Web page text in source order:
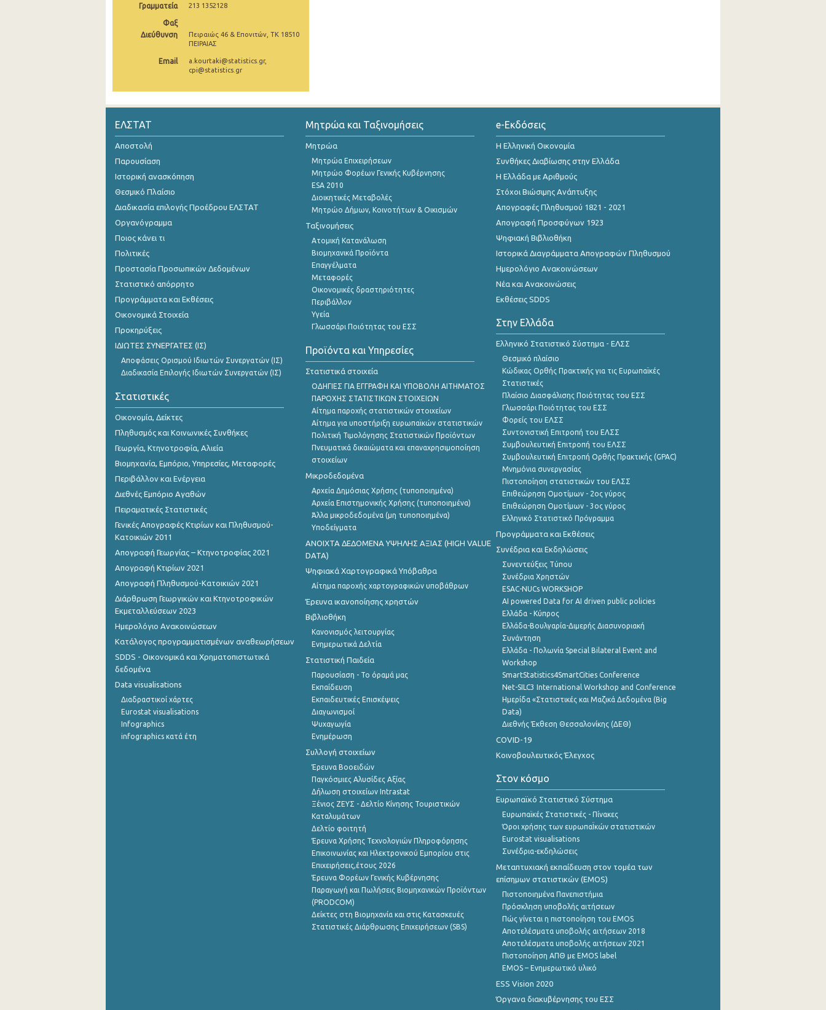
Ιουνίου 2024
Μαΐου 2024
Μαρτίου 2024
Ιανουαρίου 2024
Νοεμβρίου 2023
Οκτωβρίου 2023
Σεπτεμβρίου 2023
Αυγούστου 2023
Ιουλίου 2023
Ιουνίου 2023
Μαΐου 2023
Απριλίου 2023
Μαρτίου 2023
Φεβρουαρίου 2023
Ιανουαρίου 2023
Δεκεμβρίου 2022
Νοεμβρίου 2022
Οκτωβρίου 2022
Αυγούστου 2022
Ιουνίου 2022
Απριλίου 2022
Φεβρουαρίου 2022
Ιανουαρίου 2022
Δεκεμβρίου 2021
Νοεμβρίου 2021
Γραμματεία 213 1352128
Φαξ
Διεύθυνση
Πειραιώς 46 & Επονιτών, ΤΚ 18510
ΠΕΙΡΑΙΑΣ
Email
a.kourtaki@statistics.gr,
cpi@statistics.gr
ΕΛΣΤΑΤ
Αποστολή
Παρουσίαση
Ιστορική ανασκόπηση
Θεσμικό Πλαίσιο
Διαδικασία επιλογής Προέδρου ΕΛΣΤΑΤ
Οργανόγραμμα
Ποιος κάνει τι
Πολιτικές
Προστασία Προσωπικών Δεδομένων
Στατιστικό απόρρητο
Προγράμματα και Εκθέσεις
Οικονομικά Στοιχεία
Προκηρύξεις
ΙΔΙΩΤΕΣ ΣΥΝΕΡΓΑΤΕΣ (ΙΣ)
Αποφάσεις Ορισμού Ιδιωτών Συνεργατών (ΙΣ)
Διαδικασία Επιλογής Ιδιωτών Συνεργατών (ΙΣ)
Στατιστικές
Οικονομία, Δείκτες
Πληθυσμός και Κοινωνικές Συνθήκες
Γεωργία, Κτηνοτροφία, Αλιεία
Βιομηχανία, Εμπόριο, Υπηρεσίες, Μεταφορές
Περιβάλλον και Ενέργεια
Διεθνές Εμπόριο Αγαθών
Πειραματικές Στατιστικές
Γενικές Απογραφές Κτιρίων και Πληθυσμού-
Κατοικιών 2011
Απογραφή Γεωργίας – Κτηνοτροφίας 2021
Απογραφή Κτιρίων 2021
Απογραφή Πληθυσμού-Κατοικιών 2021
Διάρθρωση Γεωργικών και Κτηνοτροφικών
Εκμεταλλεύσεων 2023
Ημερολόγιο Ανακοινώσεων
Κατάλογος προγραμματισμένων αναθεωρήσεων
SDDS - Οικονομικά και Χρηματοπιστωτικά
δεδομένα
Data visualisations
Διαδραστικοί χάρτες
Eurostat visualisations
Infographics
infographics κατά έτη
Μητρώα και Ταξινομήσεις
Μητρώα
Μητρώα Επιχειρήσεων
Μητρώο Φορέων Γενικής Κυβέρνησης
ESA 2010
Διοικητικές Μεταβολές
Μητρώο Δήμων, Κοινοτήτων & Οικισμών
Ταξινομήσεις
Ατομική Κατανάλωση
Βιομηχανικά Προϊόντα
Επαγγέλματα
Μεταφορές
Οικονομικές δραστηριότητες
Περιβάλλον
Υγεία
Γλωσσάρι Ποιότητας του ΕΣΣ
Προϊόντα και Υπηρεσίες
Στατιστικά στοιχεία
ΟΔΗΓΙΕΣ ΓΙΑ ΕΓΓΡΑΦΗ ΚΑΙ ΥΠΟΒΟΛΗ ΑΙΤΗΜΑΤΟΣ
ΠΑΡΟΧΗΣ ΣΤΑΤΙΣΤΙΚΩΝ ΣΤΟΙΧΕΙΩΝ
Αίτημα παροχής στατιστικών στοιχείων
Αίτημα για υποστήριξη ευρωπαϊκών στατιστικών
Πολιτική Τιμολόγησης Στατιστικών Προϊόντων
Πνευματικά δικαιώματα και επαναχρησιμοποίηση
στοιχείων
Μικροδεδομένα
Αρχεία Δημόσιας Χρήσης (τυποποιημένα)
Αρχεία Επιστημονικής Χρήσης (τυποποιημένα)
Άλλα μικροδεδομένα (μη τυποποιημένα)
Υποδείγματα
ANOIXTA ΔΕΔΟΜΕΝΑ ΥΨΗΛΗΣ ΑΞΙΑΣ (HIGH VALUE
DATA)
Ψηφιακά Χαρτογραφικά Υπόβαθρα
Αίτημα παροχής χαρτογραφικών υποβάθρων
Έρευνα ικανοποίησης χρηστών
Βιβλιοθήκη
Κανονισμός λειτουργίας
Ενημερωτικά Δελτία
Στατιστική Παιδεία
Παρουσίαση - Το όραμά μας
Εκπαίδευση
Εκπαιδευτικές Επισκέψεις
Διαγωνισμοί
Ψυχαγωγία
Ενημέρωση
Συλλογή στοιχείων
Έρευνα Βοοειδών
Παγκόσμιες Αλυσίδες Αξίας
Δήλωση στοιχείων Intrastat
Ξένιος ΖΕΥΣ - Δελτίο Κίνησης Τουριστικών
Καταλυμάτων
Δελτίο φοιτητή
Έρευνα Χρήσης Τεχνολογιών Πληροφόρησης
Επικοινωνίας και Ηλεκτρονικού Εμπορίου στις
Επιχειρήσεις,έτους 2026
Έρευνα Φορέων Γενικής Κυβέρνησης
Παραγωγή και Πωλήσεις Βιομηχανικών Προϊόντων
(PRODCOM)
Δείκτες στη Βιομηχανία και στις Κατασκευές
Στατιστικές Διάρθρωσης Επιχειρήσεων (SBS)
e-Εκδόσεις
Η Ελληνική Οικονομία
Συνθήκες Διαβίωσης στην Ελλάδα
Η Ελλάδα με Αριθμούς
Στόχοι Βιώσιμης Ανάπτυξης
Απογραφές Πληθυσμού 1821 - 2021
Απογραφή Προσφύγων 1923
Ψηφιακή Βιβλιοθήκη
Ιστορικά Διαγράμματα Απογραφών Πληθυσμού
Ημερολόγιο Ανακοινώσεων
Νέα και Ανακοινώσεις
Εκθέσεις SDDS
Στην Ελλάδα
Ελληνικό Στατιστικό Σύστημα - ΕΛΣΣ
Θεσμικό πλαίσιο
Κώδικας Ορθής Πρακτικής για τις Ευρωπαϊκές
Στατιστικές
Πλαίσιο Διασφάλισης Ποιότητας του ΕΣΣ
Γλωσσάρι Ποιότητας του ΕΣΣ
Φορείς του ΕΛΣΣ
Συντονιστική Επιτροπή του ΕΛΣΣ
Συμβουλευτική Επιτροπή του ΕΛΣΣ
Συμβουλευτική Επιτροπή Ορθής Πρακτικής (GPAC)
Μνημόνια συνεργασίας
Πιστοποίηση στατιστικών του ΕΛΣΣ
Επιθεώρηση Ομοτίμων - 2ος γύρος
Επιθεώρηση Ομοτίμων - 3ος γύρος
Ελληνικό Στατιστικό Πρόγραμμα
Προγράμματα και Εκθέσεις
Συνέδρια και Εκδηλώσεις
Συνεντεύξεις Τύπου
Συνέδρια Χρηστών
ESAC-NUCs WORKSHOP
AI powered Data for AI driven public policies
Ελλάδα - Κύπρος
Ελλάδα-Βουλγαρία-Διμερής Διασυνοριακή
Συνάντηση
Ελλάδα - Πολωνία Special Bilateral Event and
Workshop
SmartStatistics4SmartCities Conference
Net-SILC3 International Workshop and Conference
Ημερίδα «Στατιστικές και Μαζικά Δεδομένα (Big
Data)
Διεθνής Έκθεση Θεσσαλονίκης (ΔΕΘ)
COVID-19
Κοινοβουλευτικός Έλεγχος
Στον κόσμο
Ευρωπαϊκό Στατιστικό Σύστημα
Ευρωπαϊκές Στατιστικές - Πίνακες
Όροι χρήσης των ευρωπαΪκών στατιστικών
Eurostat visualisations
Συνέδρια-εκδηλώσεις
Μεταπτυχιακή εκπαίδευση στον τομέα των
επίσημων στατιστικών (EMOS)
Πιστοποιημένα Πανεπιστήμια
Πρόσκληση υποβολής αιτήσεων
Πώς γίνεται η πιστοποίηση του EMOS
Αποτελέσματα υποβολής αιτήσεων 2018
Αποτελέσματα υποβολής αιτήσεων 2021
Πιστοποίηση ΑΠΘ με EMOS label
EMOS – Ενημερωτικό υλικό
ESS Vision 2020
Όργανα διακυβέρνησης του ΕΣΣ